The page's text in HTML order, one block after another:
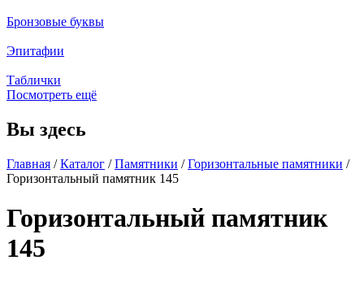
Бронзовые буквы
Эпитафии
Таблички
Посмотреть ещё
Вы здесь
Главная / Каталог / Памятники / Горизонтальные памятники /
Горизонтальный памятник 145
Горизонтальный памятник
145